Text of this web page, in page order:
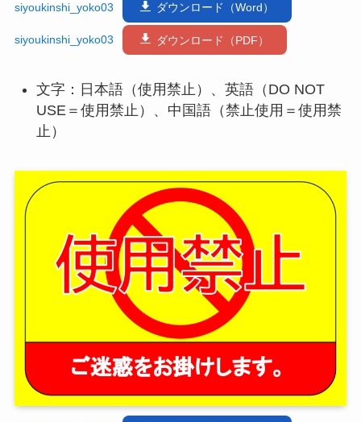
siyoukinshi_yoko03 ダウンロード（Word）
siyoukinshi_yoko03 ダウンロード（PDF）
文字：日本語（使用禁止）、英語（DO NOT
USE＝使用禁止）、中国語（禁止使用＝使用禁
止）